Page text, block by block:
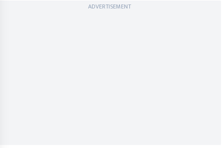
ADVERTISEMENT